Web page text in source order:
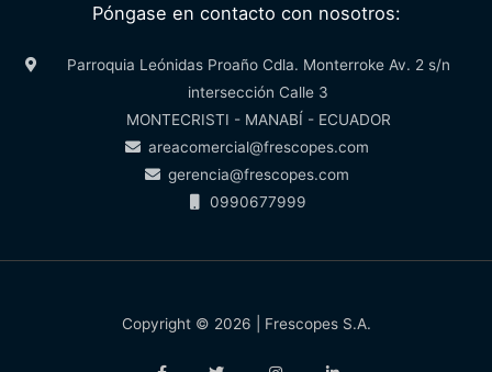
Póngase en contacto con nosotros:
Parroquia Leónidas Proaño Cdla. Monterroke Av. 2 s/n
intersección Calle 3
MONTECRISTI - MANABÍ - ECUADOR
areacomercial@frescopes.com
gerencia@frescopes.com
0990677999
Copyright © 2026 | Frescopes S.A.